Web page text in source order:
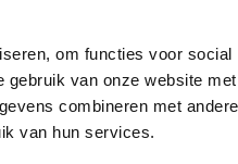
om functies voor
van onze website
combineren met
van hun services.
(see the